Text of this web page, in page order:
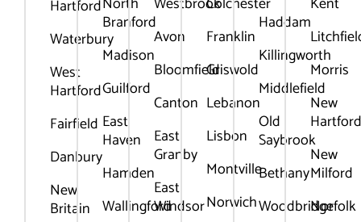
Hartford
Waterbury
West
Hartford
Fairfield
Danbury
New
Britain
Branford
Madison
Guilford
East
Haven
Hamden
Wallingford
Avon
Bloomfield
Canton
East
Granby
East
Windsor
Franklin
Griswold
Lebanon
Lisbon
Montville
Norwich
Haddam
Killingworth
Middlefield
Old
Saybrook
Bethany
Woodbridge
Morris
New
New
Milford
Norfolk